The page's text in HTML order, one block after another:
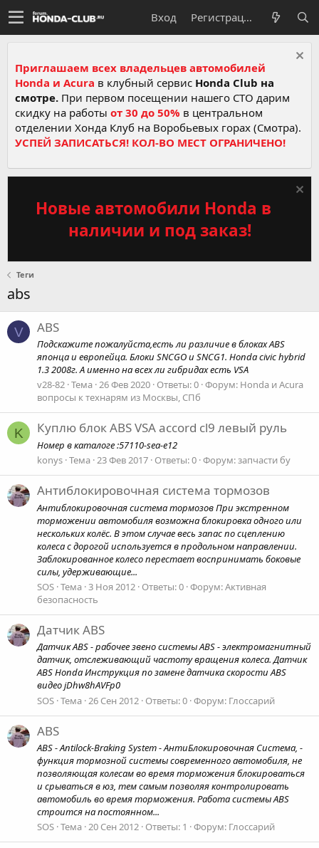
Вход Регистрация
Приглашаем всех владельцев автомобилей
Honda и Acura в клубный сервис Honda Club на
смотре. При первом посещении нашего СТО дарим
скидку на работы от 30 до 50% в центральном
отделении Хонда Клуб на Воробьевых горах (Смотра).
УСПЕЙ ЗАПИСАТЬСЯ! КОЛ-ВО МЕСТ ОГРАНИЧЕНО!
Новые автомобили Honda в
наличии и под заказ!
Теги
abs
V ABS
Подскажите пожалуйста,есть ли различие в блоках АВS
японца и европейца. Блоки SNCGO и SNCG1. Honda civic hybrid
1.3 2008г. А именно на всех ли гибридах есть VSA
v28-82 Тема 26 Фев 2020 Ответы: 0 Форум: Honda и Acura
вопросы к технарям из Москвы, СПб
K Куплю блок ABS VSA accord cl9 левый руль
Номер в каталоге :57110-sea-e12
konys Тема 23 Фев 2017 Ответы: 0 Форум:запчасти бу
Антиблокировочная система тормозов
Антиблокировочная система тормозов При экстренном
торможении автомобиля возможна блокировка одного или
нескольких колёс. В этом случае весь запас по сцеплению
колеса с дорогой используется в продольном направлении.
Заблокированное колесо перестает воспринимать боковые
силы, удерживающие...
SOS Тема 3 Ноя 2012 Ответы: 0 Форум:Активная
безопасность
Датчик ABS
Датчик ABS - рабочее звено системы ABS - электромагнитный
датчик, отслеживающий частоту вращения колеса. Датчик
ABS Honda Инструкция по замене датчика скорости ABS
видео jDhw8hAVFp0
SOS Тема 26 Сен 2012 Ответы: 0 Форум: Глоссарий
ABS
ABS - Antilock-Braking System - АнтиБлокировочная Система, -
функция тормозной системы современного автомобиля, не
позволяющая колесам во время торможения блокироваться
и срываться в юз, тем самым позволяя контролировать
автомобиль во время торможения. Работа системы ABS
строится на постоянном...
SOS Тема 20 Сен 2012 Ответы: 1 Форум: Глоссарий